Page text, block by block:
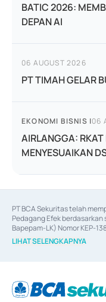
BATIC 2026:
DEPAN AI
06 AUGUST 2026
PT TIMAH GELAR
EKONOMI BISNIS |06
AIRLANGGA:
MENYESUAIKAN
PT BCA Sekuritas telah
Pedagang Efek
Bapepam-LK) Nomor KEP-
06/D.04/2014 tanggal 28
Efek berdasarkan surat
berdasarkan surat
67/PM.21/2017 tanggal 3
LIHAT SELENGKAPNYA